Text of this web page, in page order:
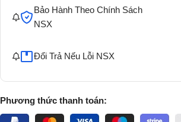
Bảo Hành Theo Chính Sách
NSX
Đổi Trả Nếu Lỗi NSX
Phương thức thanh toán: